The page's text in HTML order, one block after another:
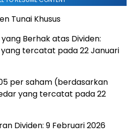
Tunai Khusus
Berhak atas Dividen:
tercatat pada 22 Januari
per saham (berdasarkan
yang tercatat pada 22
Dividen: 9 Februari 2026